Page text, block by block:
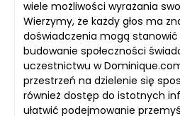
wiele możliwości wyrażania
Wierzymy, że każdy głos ma
doświadczenia mogą stanowić
budowanie społeczności
uczestnictwu w
przestrzeń na dzielenie się
również dostęp do istotnych
ułatwić podejmowanie